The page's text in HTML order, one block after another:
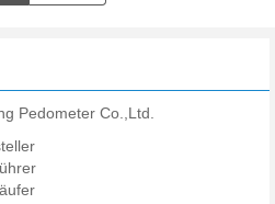
Pedometer Co.,Ltd.